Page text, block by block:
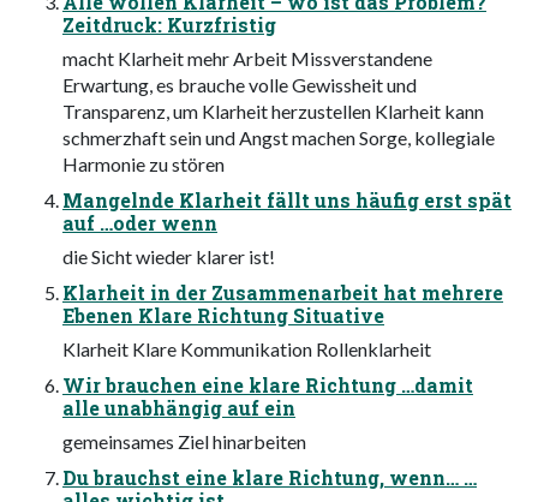
Zeitdruck: Kurzfristig
macht Klarheit mehr Arbeit Missverstandene
Erwartung, es brauche volle Gewissheit und
Transparenz, um Klarheit herzustellen Klarheit kann
schmerzhaft sein und Angst machen Sorge, kollegiale
Harmonie zu stören
Mangelnde Klarheit fällt uns häufig erst spät
auf …oder wenn
die Sicht wieder klarer ist!
Klarheit in der Zusammenarbeit hat mehrere
Ebenen Klare Richtung Situative
Klarheit Klare Kommunikation Rollenklarheit
Wir brauchen eine klare Richtung …damit
alle unabhängig auf ein
gemeinsames Ziel hinarbeiten
Du brauchst eine klare Richtung, wenn… …